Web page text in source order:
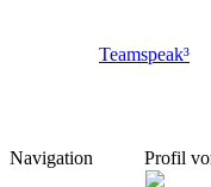
Teamspeak³
Navigation
Profil